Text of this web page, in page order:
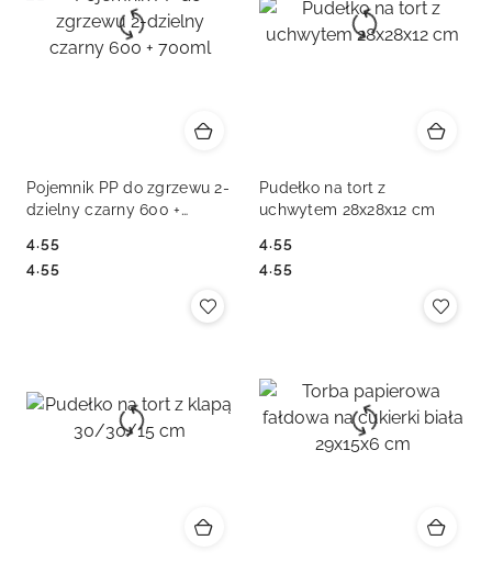
Pojemnik PP do zgrzewu 2-
dzielny czarny 600 +
Cena:
4.55
Cena:
4.55
Pudełko na tort z
uchwytem 28x28x12 cm
Cena:
4.55
Cena:
4.55